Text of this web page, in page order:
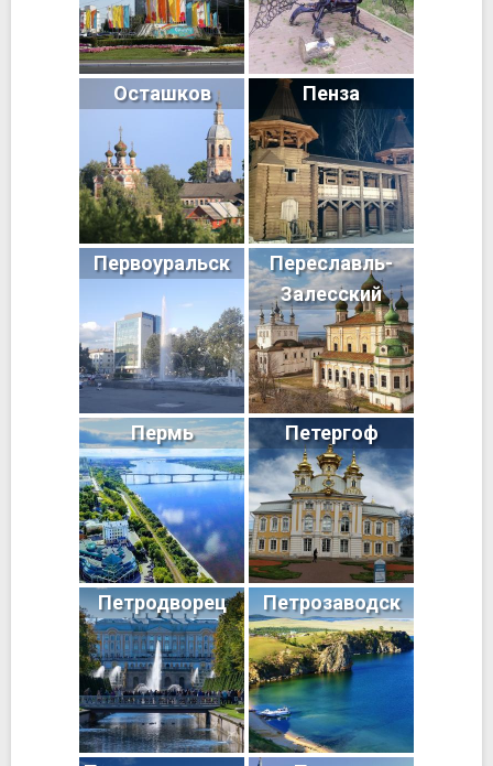
Осташков Пенза
Первоуральск
Переславль-
Залесский
Пермь Петергоф
Петродворец Петрозаводск